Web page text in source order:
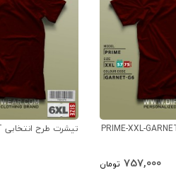
757,000 تومان
تیشرت طرح انتخابی PRIME-6XL-GARNET